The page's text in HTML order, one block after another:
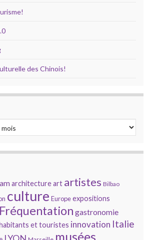
des Chinois!
architectureart artistes Bilbao
culture Europeexpositions
Fréquentation gastronomie
et touristes innovation Italie
musées